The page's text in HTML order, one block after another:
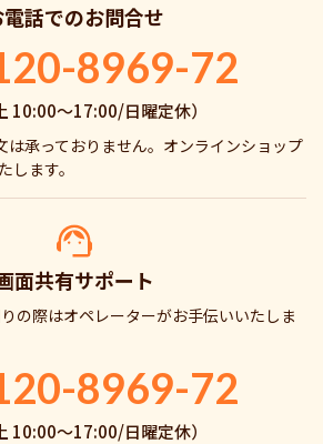
電話でのお問合せ
8969-72
10:00〜17:00/日曜定休）
は承っておりません。オンラインショップ
します。
面共有サポート
の際はオペレーターがお手伝いいたしま
8969-72
10:00〜17:00/日曜定休）